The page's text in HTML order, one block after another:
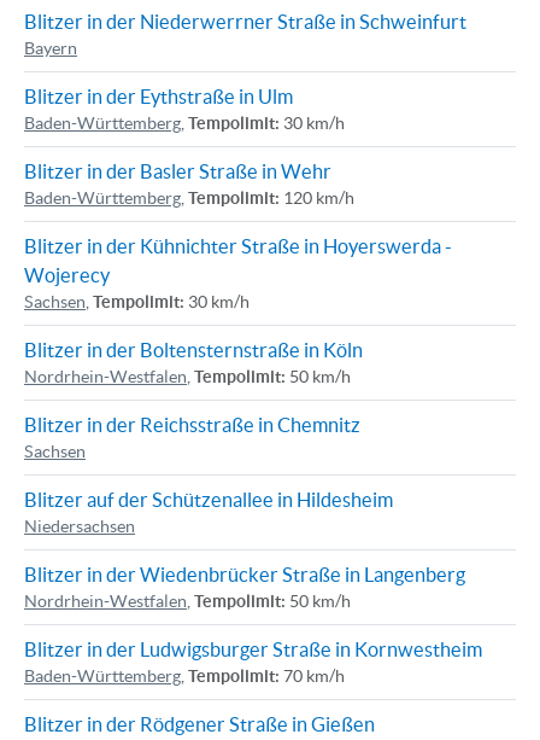
Blitzer in der Niederwerrner Straße in Schweinfurt
Bayern
Blitzer in der Eythstraße in Ulm
Baden-Württemberg Tempolimit: 30 km/h
Blitzer in der Basler Straße in Wehr
Baden-Württemberg Tempolimit: 120 km/h
Blitzer in der Kühnichter Straße in Hoyerswerda -
Wojerecy
Sachsen Tempolimit: 30 km/h
Blitzer in der Boltensternstraße in Köln
Nordrhein-Westfalen Tempolimit: 50 km/h
Blitzer in der Reichsstraße in Chemnitz
Sachsen
Blitzer auf der Schützenallee in Hildesheim
Niedersachsen
Blitzer in der Wiedenbrücker Straße in Langenberg
Nordrhein-Westfalen Tempolimit: 50 km/h
Blitzer in der Ludwigsburger Straße in Kornwestheim
Baden-Württemberg Tempolimit: 70 km/h
Blitzer in der Rödgener Straße in Gießen